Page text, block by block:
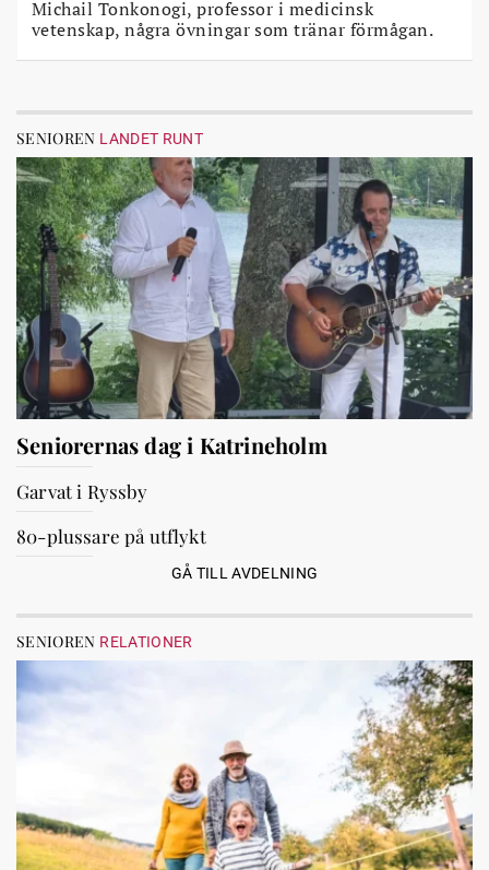
Michail Tonkonogi, professor i medicinsk
vetenskap, några övningar som tränar förmågan.
SENIOREN LANDET RUNT
Seniorernas dag i Katrineholm
Garvat i Ryssby
80-plussare på utflykt
GÅ TILL AVDELNING
SENIOREN RELATIONER